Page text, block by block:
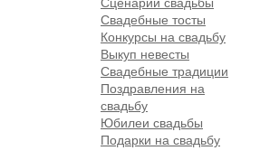
Свадебные тосты
Конкурсы на свадьбу
Выкуп невесты
Свадебные традиции
Поздравления на
свадьбу
Юбилеи свадьбы
Подарки на свадьбу